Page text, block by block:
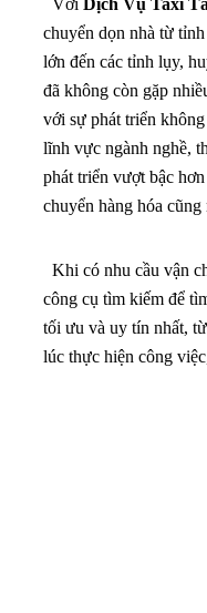
chuyển dọn nhà từ
lớn đến các tỉnh lụy,
đã không còn gặp
với sự phát triển
lĩnh vực ngành nghề,
phát triển vượt bậc
chuyển hàng hóa
Khi có nhu cầu vận
công cụ tìm kiếm để
tối ưu và uy tín nhất,
lúc thực hiện công